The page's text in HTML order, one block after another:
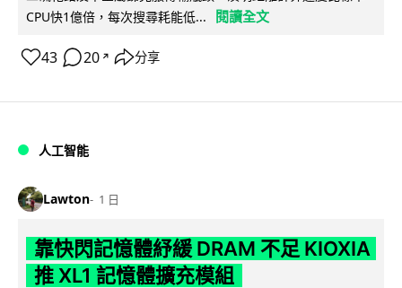
CPU快1億倍，每次搜尋耗能低...
閱讀全文
43 20 ↗ 分享
人工智能
Lawton 1 日
靠快閃記憶體紓緩 DRAM 不足 KIOXIA
推 XL1 記憶體擴充模組